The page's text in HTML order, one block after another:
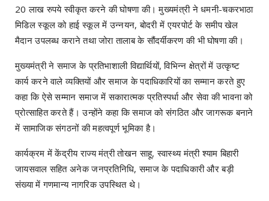
20 लाख रुपये स्वीकृत करने की घोषणा की। मुख्यमंत्री ने धमनी-चकरभाठा
मिडिल स्कूल को हाई स्कूल में उन्नयन, बोदरी में एयरपोर्ट के समीप खेल
मैदान उपलब्ध कराने तथा जोरा तालाब के सौंदर्यीकरण की भी घोषणा की।
मुख्यमंत्री ने समाज के प्रतिभाशाली विद्यार्थियों, विभिन्न क्षेत्रों में उत्कृष्ट
कार्य करने वाले व्यक्तियों और समाज के पदाधिकारियों का सम्मान करते हुए
कहा कि ऐसे सम्मान समाज में सकारात्मक प्रतिस्पर्धा और सेवा की भावना को
प्रोत्साहित करते हैं। उन्होंने कहा कि समाज को संगठित और जागरूक बनाने
में सामाजिक संगठनों की महत्वपूर्ण भूमिका है।
कार्यक्रम में केंद्रीय राज्य मंत्री तोखन साहू, स्वास्थ्य मंत्री श्याम बिहारी
जायसवाल सहित अनेक जनप्रतिनिधि, समाज के पदाधिकारी और बड़ी
संख्या में गणमान्य नागरिक उपस्थित थे।